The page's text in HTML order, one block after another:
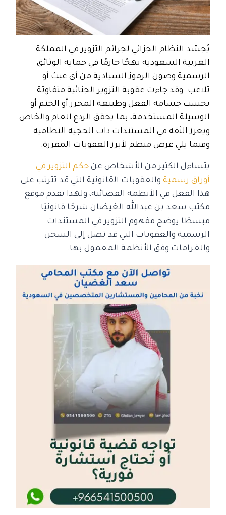
يُجسّد النظام الجزائي لجرائم التزوير في المملكة
العربية السعودية نهجًا حازمًا في حماية الوثائق
الرسمية وصون الرموز السيادية من أي عبث أو
تلاعب. وقد جاءت عقوبة التزوير الجنائية متفاوتة
بحسب جسامة الفعل وطبيعة المحرر أو الختم أو
الوسيلة المستخدمة، بما يحقق الردع العام والخاص
ويعزز الثقة في المستندات ذات الحجية النظامية.
وفيما يلي عرض منظم لأبرز العقوبات المقررة:
يتساءل الكثير من الأشخاص عن حكم التزوير في
أوراق رسمية والعقوبات القانونية التي قد تترتب على
هذا الفعل في الأنظمة القضائية، ولهذا يقدم موقع
مكتب سعد بن عبدالله الغيضان شرحًا قانونيًا
مبسطًا يوضح مفهوم التزوير في المستندات
الرسمية والعقوبات التي قد تصل إلى السجن
والغرامات وفق الأنظمة المعمول بها.